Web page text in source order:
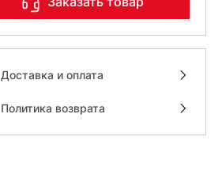
Доставка и оплата
Политика возврата